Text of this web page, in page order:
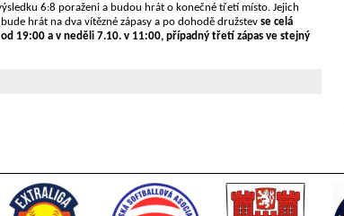
6:8 poraženi a budou hrát o konečné třetí místo. Jejich
hrát na dva vítězné zápasy a po dohodě družstev se celá
19:00 a v neděli 7.10. v 11:00, případný třetí zápas ve stejný